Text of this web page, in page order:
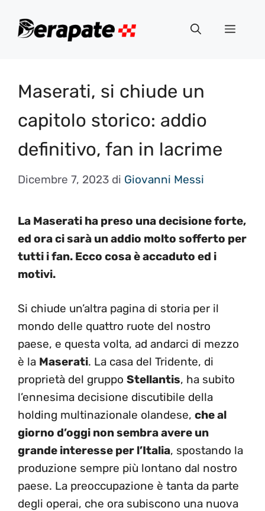
Menu
Maserati, si chiude un
capitolo storico: addio
definitivo, fan in lacrime
Dicembre 7, 2023 di Giovanni Messi
La Maserati ha preso una decisione forte,
ed ora ci sarà un addio molto sofferto per
tutti i fan. Ecco cosa è accaduto ed i
motivi.
Si chiude un’altra pagina di storia per il
mondo delle quattro ruote del nostro
paese, e questa volta, ad andarci di mezzo
è la Maserati. La casa del Tridente, di
proprietà del gruppo Stellantis, ha subito
l’ennesima decisione discutibile della
holding multinazionale olandese, che al
giorno d’oggi non sembra avere un
grande interesse per l’Italia, spostando la
produzione sempre più lontano dal nostro
paese. La preoccupazione è tanta da parte
degli operai, che ora subiscono una nuova